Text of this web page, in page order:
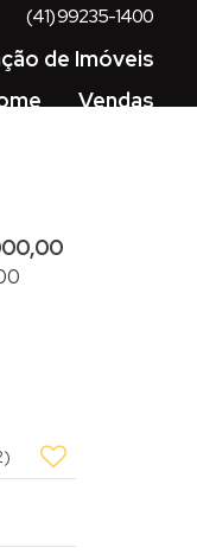
(41) 99235-1400
de Imóveis
Vendas